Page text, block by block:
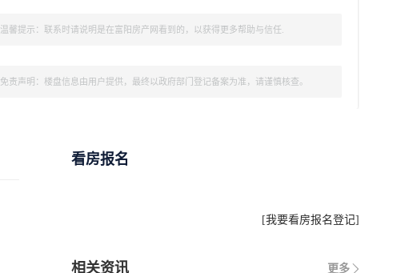
温馨提示：联系时请说明是在富阳房产网看到的，以获得更多帮助与信任.
免责声明：楼盘信息由用户提供，最终以政府部门登记备案为准，请谨慎核查。
看房报名
[我要看房报名登记]
更多
相关资讯